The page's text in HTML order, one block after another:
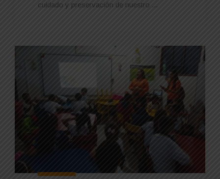
cuidado y preservación de nuestro ...